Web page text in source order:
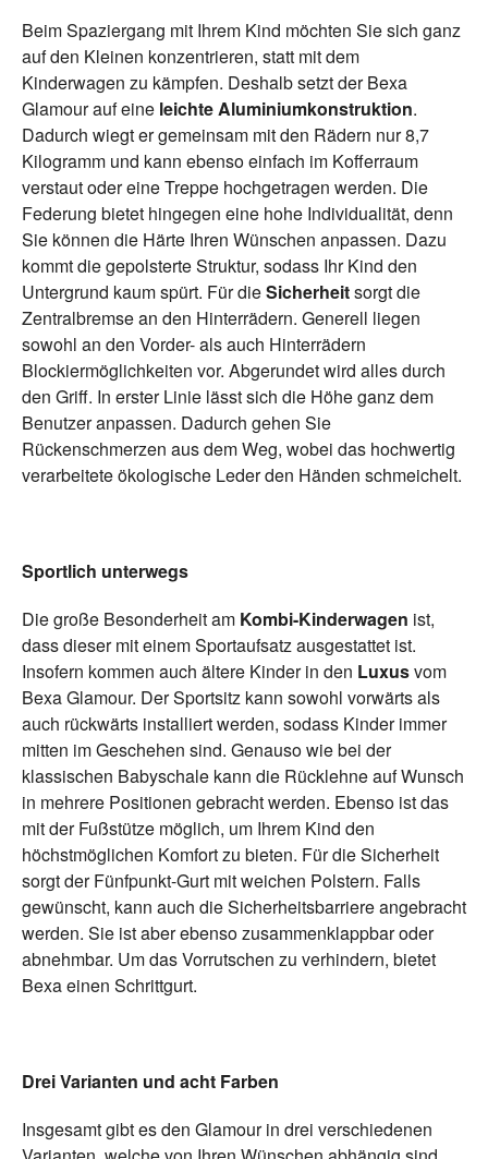
Beim Spaziergang mit Ihrem Kind möchten Sie sich ganz
auf den Kleinen konzentrieren, statt mit dem
Kinderwagen zu kämpfen. Deshalb setzt der Bexa
Glamour auf eine leichte Aluminiumkonstruktion.
Dadurch wiegt er gemeinsam mit den Rädern nur 8,7
Kilogramm und kann ebenso einfach im Kofferraum
verstaut oder eine Treppe hochgetragen werden. Die
Federung bietet hingegen eine hohe Individualität, denn
Sie können die Härte Ihren Wünschen anpassen. Dazu
kommt die gepolsterte Struktur, sodass Ihr Kind den
Untergrund kaum spürt. Für dieSicherheitsorgt die
Zentralbremse an den Hinterrädern. Generell liegen
sowohl an den Vorder- als auch Hinterrädern
Blockiermöglichkeiten vor. Abgerundet wird alles durch
den Griff. In erster Linie lässt sich die Höhe ganz dem
Benutzer anpassen. Dadurch gehen Sie
Rückenschmerzen aus dem Weg, wobei das hochwertig
verarbeitete ökologische Leder den Händen schmeichelt.
Sportlich unterwegs
Die große Besonderheit am Kombi-Kinderwagen ist,
dass dieser mit einem Sportaufsatz ausgestattet ist.
Insofern kommen auch ältere Kinder in den Luxusvom
Bexa Glamour. Der Sportsitz kann sowohl vorwärts als
auch rückwärts installiert werden, sodass Kinder immer
mitten im Geschehen sind. Genauso wie bei der
klassischen Babyschale kann die Rücklehne auf Wunsch
in mehrere Positionen gebracht werden. Ebenso ist das
mit der Fußstütze möglich, um Ihrem Kind den
höchstmöglichen Komfort zu bieten. Für die Sicherheit
sorgt der Fünfpunkt-Gurt mit weichen Polstern. Falls
gewünscht, kann auch die Sicherheitsbarriere angebracht
werden. Sie ist aber ebenso zusammenklappbar oder
abnehmbar. Um das Vorrutschen zu verhindern, bietet
Bexa einen Schrittgurt.
Drei Varianten und acht Farben
Insgesamt gibt es den Glamour in drei verschiedenen